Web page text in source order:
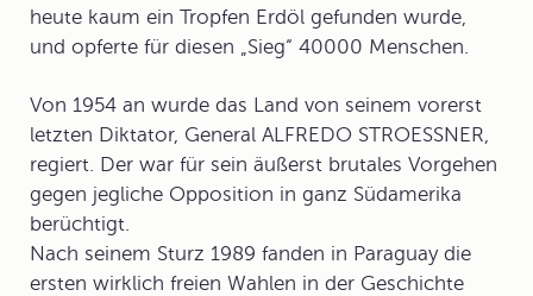
heute kaum ein Tropfen Erdöl gefunden wurde,
und opferte für diesen „Sieg“ 40000 Menschen.
Von 1954 an wurde das Land von seinem vorerst
letzten Diktator, General ALFREDO STROESSNER,
regiert. Der war für sein äußerst brutales Vorgehen
gegen jegliche Opposition in ganz Südamerika
berüchtigt.
Nach seinem Sturz 1989 fanden in Paraguay die
ersten wirklich freien Wahlen in der Geschichte